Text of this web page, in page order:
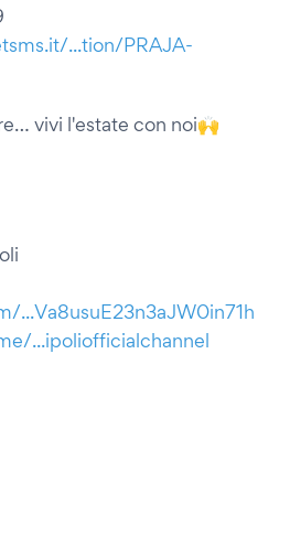
...tion/PRAJA-
vivi l'estate con noi🙌
...Va8usuE23n3aJW0in71h
...ipoliofficialchannel